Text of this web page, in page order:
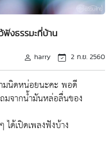
ฟังธรรมะที่บ้าน
harry 2 ก.ย. 2560
มนิดหน่อยนะคะ พอดี
มจากน้ำมันหล่อลื่นของ
ได้เปิดเพลงฟังบ้าง